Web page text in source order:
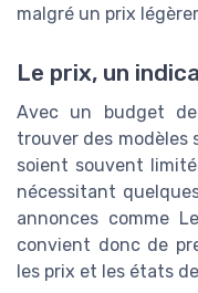
malgré un prix
Le prix, un
Avec un budget
trouver des modèles
soient souvent
nécessitant
annonces comme
convient donc de
les prix et les états